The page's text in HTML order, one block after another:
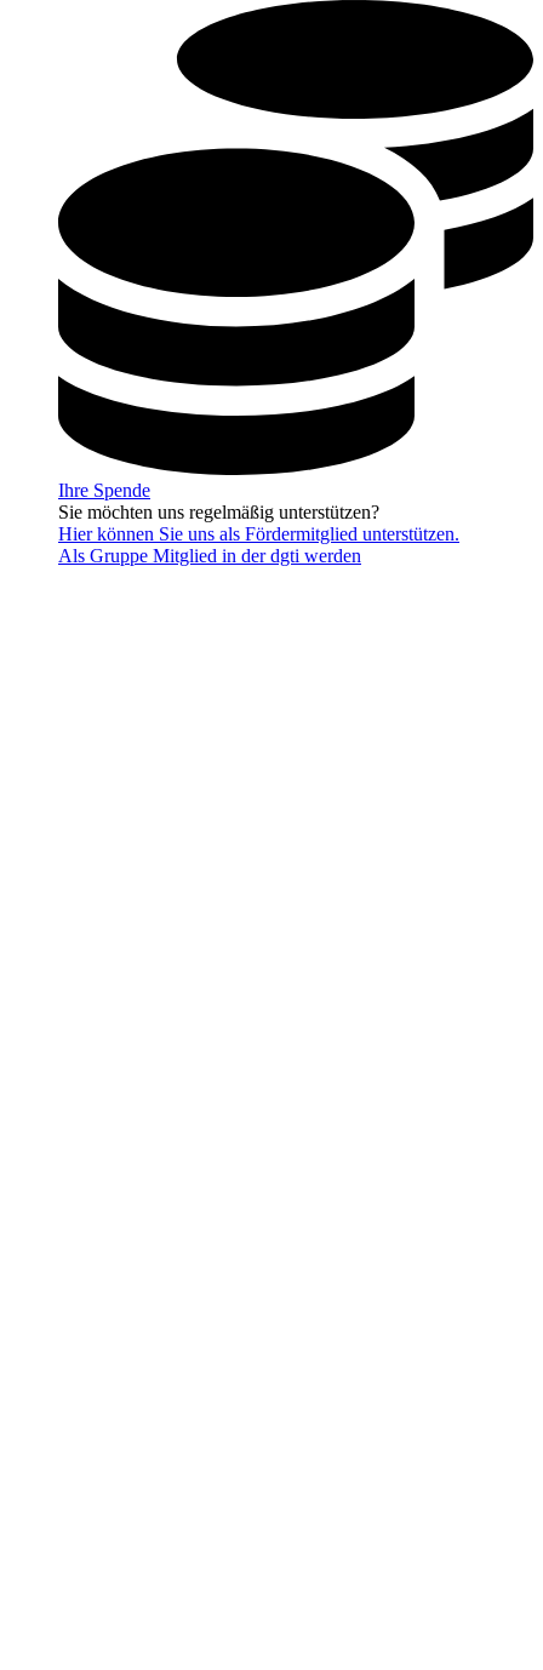
Ihre Spende
Sie möchten uns regelmäßig unterstützen?
Hier können Sie uns als Fördermitglied unterstützen.
Als Gruppe Mitglied in der dgti werden